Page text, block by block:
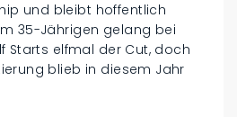
und bleibt hoffentlich
35-Jährigen gelang bei
Starts elfmal der Cut, doch
blieb in diesem Jahr